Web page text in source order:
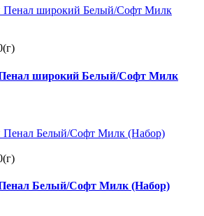
широкий Белый/Софт Милк
Белый/Софт Милк (Набор)